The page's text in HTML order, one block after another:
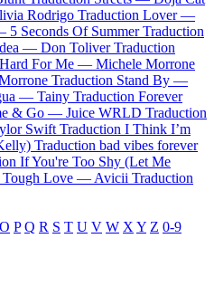
Rodrigo Traduction Lover —
5 Seconds Of Summer Traduction
— Don Toliver Traduction
For Me — Michele Morrone
Traduction Stand By —
— Tainy Traduction Forever
& Go — Juice WRLD Traduction
Swift Traduction I Think I’m
Traduction bad vibes forever
If You're Too Shy (Let Me
Tough Love — Avicii Traduction
O P Q R S T U V W X Y Z 0-9